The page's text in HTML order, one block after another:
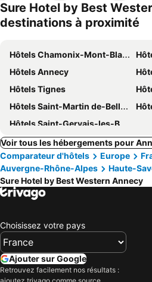
Sure Hotel by Best
destinations à proximité
Hôtels Chamonix-Mont-Blanc
Hôtels Annecy
Hôtels Tignes
Hôtels Saint-Martin de-Belleville
Hôtels Saint-Gervais-les-Bains
Voir tous les hébergements pour
Comparateur d'hôtels
Europe
Auvergne-Rhône-Alpes
Haute-
Sure Hotel by Best Western Annecy
Choisissez votre pays
Ajouter sur Google
Retrouvez facilement nos résultats :